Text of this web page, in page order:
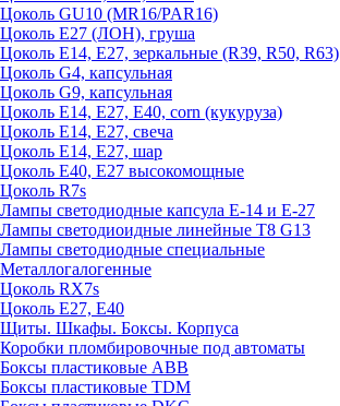
Цоколь GU10 (MR16/PAR16)
Цоколь Е27 (ЛОН), груша
Цоколь Е14, Е27, зеркальные (R39, R50, R63)
Цоколь G4, капсульная
Цоколь G9, капсульная
Цоколь Е14, Е27, Е40, corn (кукуруза)
Цоколь Е14, Е27, свеча
Цоколь Е14, Е27, шар
Цоколь Е40, Е27 высокомощные
Цоколь R7s
Лампы светодиодные капсула Е-14 и Е-27
Лампы светодиоидные линейные T8 G13
Лампы светодиодные специальные
Металлогалогенные
Цоколь RX7s
Цоколь Е27, E40
Щиты. Шкафы. Боксы. Корпуса
Коробки пломбировочные под автоматы
Боксы пластиковые ABB
Боксы пластиковые TDM